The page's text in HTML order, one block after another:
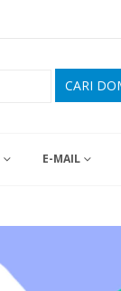
E-MAIL